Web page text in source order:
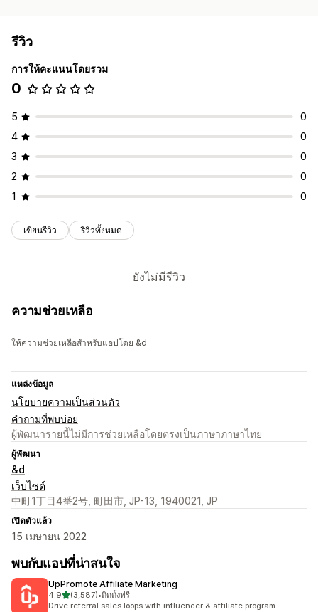
รีวิว
การให้คะแนนโดยรวม
0
5
0
4
0
3
0
2
0
1
0
เขียนรีวิว รีวิวทั้งหมด
ยังไม่มีรีวิว
ความช่วยเหลือ
ให้ความช่วยเหลือสำหรับแอปโดย &d
แหล่งข้อมูล
นโยบายความเป็นส่วนตัว
คำถามที่พบบ่อย
ผู้พัฒนารายนี้ไม่มีการช่วยเหลือโดยตรงเป็นภาษาภาษาไทย
ผู้พัฒนา
&d
เว็บไซต์
中町1丁目4番2号, 町田市, JP-13, 1940021, JP
เปิดตัวแล้ว
15 เมษายน 2022
พบกับแอปที่น่าสนใจ
UpPromote Affiliate Marketing
4.9เต็ม 5 ดาว
(3,587)
ทั้งหมด 3587 รีวิว
•ติดตั้งฟรี
Drive referral sales loops with influencer & affiliate program